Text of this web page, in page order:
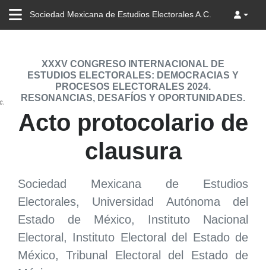
Sociedad Mexicana de Estudios Electorales A.C.
XXXV CONGRESO INTERNACIONAL DE
ESTUDIOS ELECTORALES: DEMOCRACIAS Y
PROCESOS ELECTORALES 2024.
RESONANCIAS, DESAFÍOS Y OPORTUNIDADES.
Acto protocolario de
clausura
Sociedad Mexicana de Estudios
Electorales, Universidad Autónoma del
Estado de México, Instituto Nacional
Electoral, Instituto Electoral del Estado de
México, Tribunal Electoral del Estado de